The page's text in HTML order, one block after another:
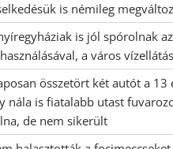
is némileg
is jól spórolnak
a város
összetört két autót a 13
nála is fiatalabb utast
de nem sikerült